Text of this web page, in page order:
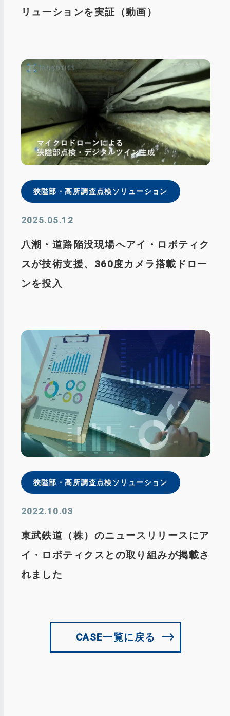
リューションを実証（動画）
狭隘部・⾼所調査点検ソリューション
2025.05.12
八潮・道路陥没現場へアイ・ロボティク
スが技術支援、360度カメラ搭載ドロー
ンを投入
狭隘部・⾼所調査点検ソリューション
2022.10.03
東武鉄道（株）のニュースリリースにア
イ・ロボティクスとの取り組みが掲載さ
れました
CASE一覧に戻る